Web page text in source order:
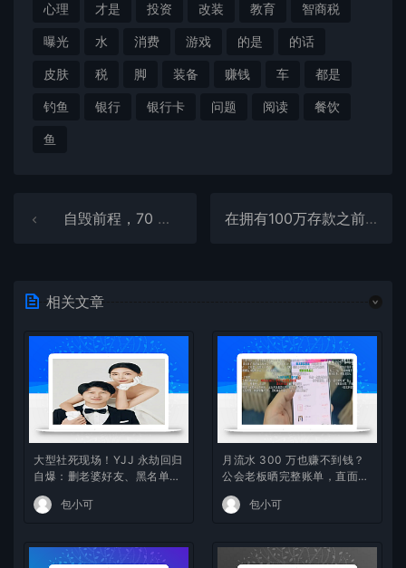
心理 才是 投资 改装 教育 智商税
曝光 水 消费 游戏 的是 的话
皮肤 税 脚 装备 赚钱 车 都是
钓鱼 银行 银行卡 问题 阅读 餐饮
鱼
自毁前程，70 万债务压顶：我的逃亡与迷茫 在拥有100万存款之前，你的第一目标应该是努力赚钱
相关文章
大型社死现场！YJJ 永劫回归
自爆：删老婆好友、黑名单躺
给
包小可
月流水 300 万也赚不到钱？
公会老板晒完整账单，直面黑
包小可